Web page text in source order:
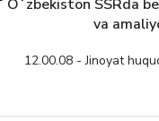
Oʻzbekiston SSRda
va
12.00.08 - Jinoyat